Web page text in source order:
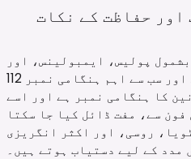
اور حفاظت کے نکات
پولیس، ایمبولینس، اور
فائر بریگیڈ کے لیے بنیادی اور سب سے اہم ہنگامی نمبر 112
کا ہنگامی نمبر ہے اور اسے
سے، مفت ڈائل کیا جا سکتا
روسی، اور اکثر انگریزی
مدد کے لیے دستیاب ہوتے ہیں۔